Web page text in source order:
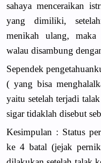
sahaya menceraikan
yang dimiliki,
menikah ulang,
walau disambung
Sependek
( yang bisa
yaitu setelah terjadi
sigar tidaklah disebut
Kesimpulan : Status
ke 4 batal (jejak